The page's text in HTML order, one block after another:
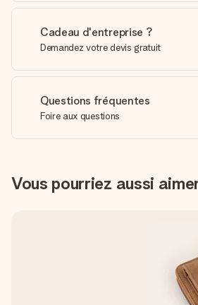
Cadeau d'entreprise ?
Demandez votre devis gratuit
Questions fréquentes
Foire aux questions
Vous pourriez aussi